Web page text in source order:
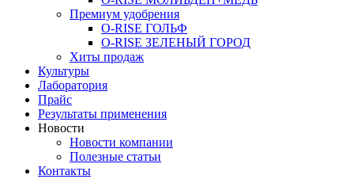
Премиум удобрения
O-RISE ГОЛЬФ
O-RISE ЗЕЛЕНЫЙ ГОРОД
Хиты продаж
Культуры
Лаборатория
Прайс
Результаты применения
Новости
Новости компании
Полезные статьи
Контакты